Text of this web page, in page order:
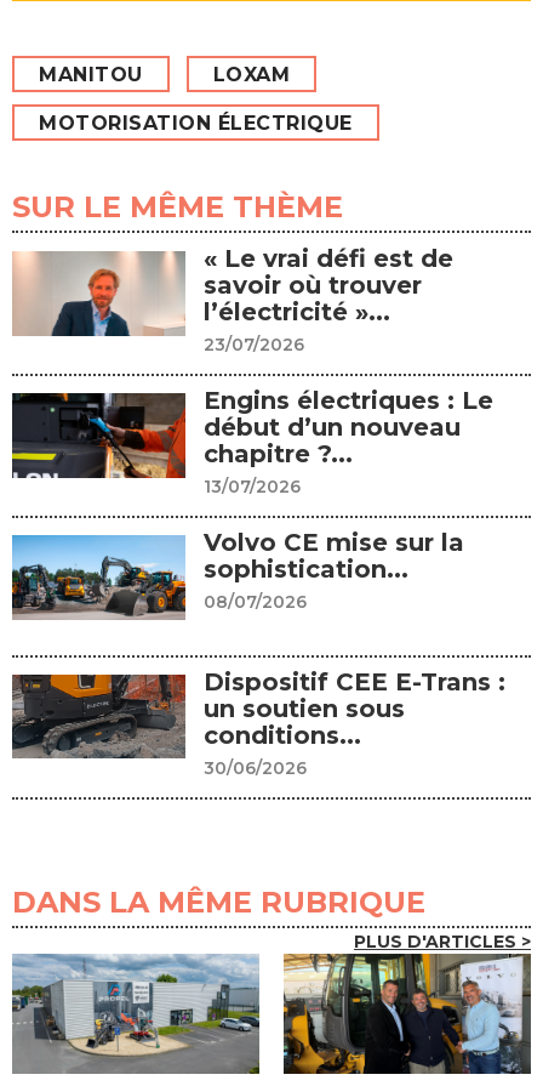
MANITOU LOXAM
MOTORISATION ÉLECTRIQUE
SUR LE MÊME THÈME
« Le vrai défi est de
savoir où trouver
l’électricité »...
23/07/2026
Engins électriques : Le
début d’un nouveau
chapitre ?...
13/07/2026
Volvo CE mise sur la
sophistication...
08/07/2026
Dispositif CEE E-Trans :
un soutien sous
conditions...
30/06/2026
DANS LA MÊME RUBRIQUE
PLUS D'ARTICLES >